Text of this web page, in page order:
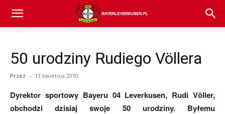
Bayer
Leverkusen
50 urodziny Rudiego Völlera
Przez - 13 kwietnia 2010
Dyrektor sportowy Bayeru 04 Leverkusen, Rudi Völler,
obchodzi dzisiaj swoje 50 urodziny. Byłemu